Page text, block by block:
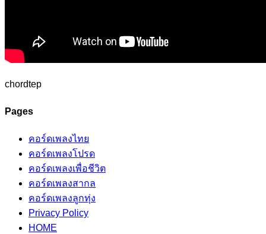
chordtep
Pages
คอร์ดเพลงไทย
คอร์ดเพลงโปรด
คอร์ดเพลงเพื่อชีวิต
คอร์ดเพลงสากล
คอร์ดเพลงลูกทุ่ง
Privacy Policy
HOME